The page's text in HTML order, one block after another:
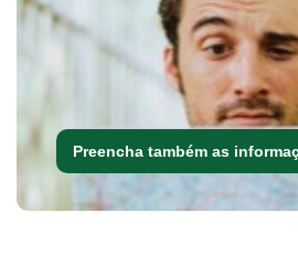
Preencha também as